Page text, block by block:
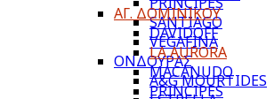
SANTIAGO
VEGAFINA
ΟΝΔΟΥΡΑΣ
A&G MOURTIDES
ΑΓ. ΔΟΜΙΝΙΚΟΥ
DAVIDOFF
LA AURORA
MACANUDO
PRINCIPES